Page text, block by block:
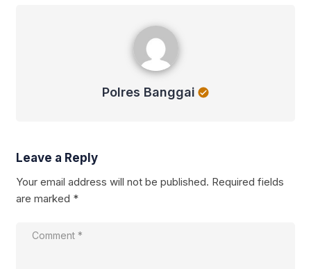
Polres Banggai
Leave a Reply
Your email address will not be published. Required fields
are marked *